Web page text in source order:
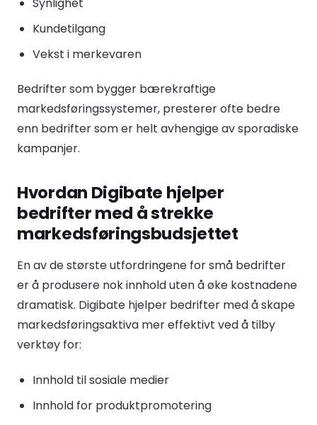
Kundetilgang
Vekst i merkevaren
Bedrifter som bygger bærekraftige
markedsføringssystemer, presterer ofte bedre
enn bedrifter som er helt avhengige av sporadiske
kampanjer.
Hvordan Digibate hjelper
bedrifter med å strekke
markedsføringsbudsjettet
En av de største utfordringene for små bedrifter
er å produsere nok innhold uten å øke kostnadene
dramatisk. Digibate hjelper bedrifter med å skape
markedsføringsaktiva mer effektivt ved å tilby
verktøy for:
Innhold til sosiale medier
Innhold for produktpromotering